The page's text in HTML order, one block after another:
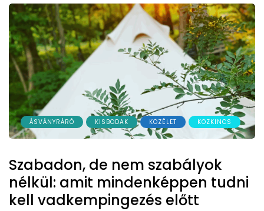
ÁSVÁNYRÁRÓ KISBODAK KÖZÉLET KÖZKINCS
Szabadon, de nem szabályok
nélkül: amit mindenképpen tudni
kell vadkempingezés előtt